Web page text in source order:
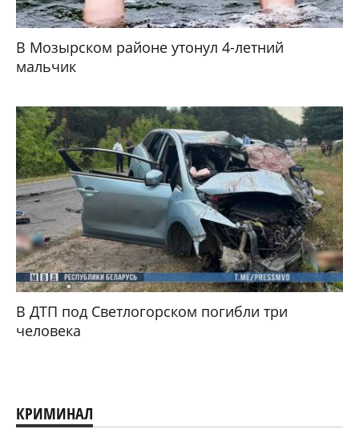
В Мозырском районе утонул 4-летний
мальчик
В ДТП под Светлогорском погибли три
человека
КРИМИНАЛ